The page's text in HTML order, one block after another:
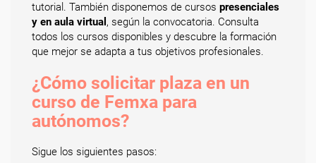
tutorial. También disponemos de cursos presenciales
y en aula virtual , según la convocatoria. Consulta
todos los cursos disponibles y descubre la formación
que mejor se adapta a tus objetivos profesionales.
¿Cómo solicitar plaza en un
curso de Femxa para
autónomos?
Sigue los siguientes pasos: